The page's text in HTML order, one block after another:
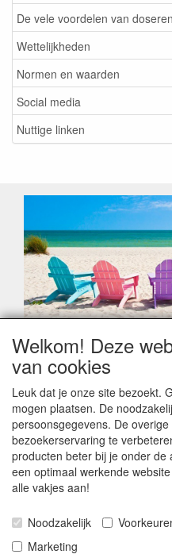
De vele voordelen van doseren
Wettelijkheden
Normen en waarden
Social media
Nuttige linken
Geachte klant,
Zoals elk jaar zorgt de
leveringsproblemen.
Sommige fabrikanten sluiten
vakantiebezetting.
Bestellingen die vanaf +/-
hierdoor vertraging oplopen.
betalingsmodaliteiten zijn
worden. Indien deze nog
Augustus stabiliseert zich dit
opnieuw vlot werken.
Welkom! Deze
van cookies
Leuk dat je onze site bezoekt.
mogen plaatsen. De
persoonsgegevens. De
bezoekerservaring te
producten beter bij je onder
een optimaal werkende
alle vakjes aan!
Noodzakelijk
Marketing